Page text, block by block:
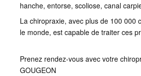
hanche, entorse, scoliose, canal
La chiropraxie, avec plus de 100 000
le monde, est capable de traiter ces
Prenez rendez-vous avec votre
GOUGEON